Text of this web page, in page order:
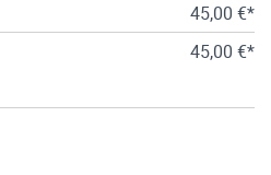
45,00 €*
45,00 €*